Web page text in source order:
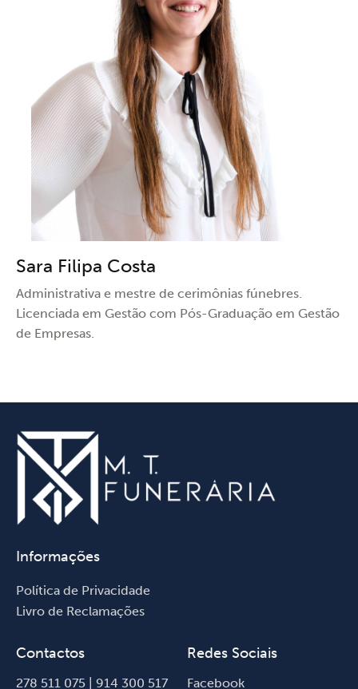
Sara Filipa Costa
Administrativa e mestre de cerimônias fúnebres.
Licenciada em Gestão com Pós-Graduação em Gestão
de Empresas.
Informações
Política de Privacidade
Livro de Reclamações
Contactos
278 511 075 | 914 300 517
Redes Sociais
Facebook